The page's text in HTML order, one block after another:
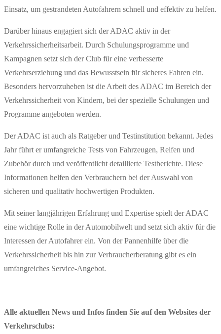
Einsatz, um gestrandeten Autofahrern schnell und effektiv zu helfen.
Darüber hinaus engagiert sich der ADAC aktiv in der
Verkehrssicherheitsarbeit. Durch Schulungsprogramme und
Kampagnen setzt sich der Club für eine verbesserte
Verkehrserziehung und das Bewusstsein für sicheres Fahren ein.
Besonders hervorzuheben ist die Arbeit des ADAC im Bereich der
Verkehrssicherheit von Kindern, bei der spezielle Schulungen und
Programme angeboten werden.
Der ADAC ist auch als Ratgeber und Testinstitution bekannt. Jedes
Jahr führt er umfangreiche Tests von Fahrzeugen, Reifen und
Zubehör durch und veröffentlicht detaillierte Testberichte. Diese
Informationen helfen den Verbrauchern bei der Auswahl von
sicheren und qualitativ hochwertigen Produkten.
Mit seiner langjährigen Erfahrung und Expertise spielt der ADAC
eine wichtige Rolle in der Automobilwelt und setzt sich aktiv für die
Interessen der Autofahrer ein. Von der Pannenhilfe über die
Verkehrssicherheit bis hin zur Verbraucherberatung gibt es ein
umfangreiches Service-Angebot.
Alle aktuellen News und Infos finden Sie auf den Websites der
Verkehrsclubs: